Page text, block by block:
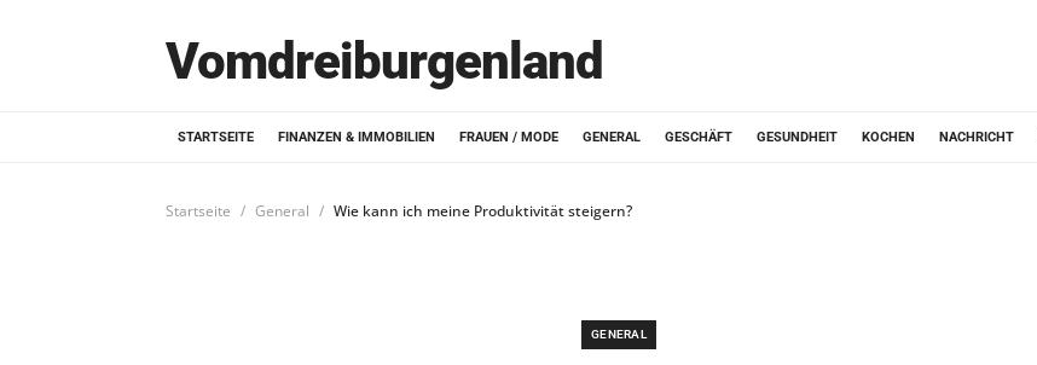
Vomdreiburgenland
STARTSEITE FINANZEN & IMMOBILIEN FRAUEN / MODE GENERAL GESCHÄFT GESUNDHEIT KOCHEN NACHRICHT
Startseite General Wie kann ich meine Produktivität steigern?
GENERAL